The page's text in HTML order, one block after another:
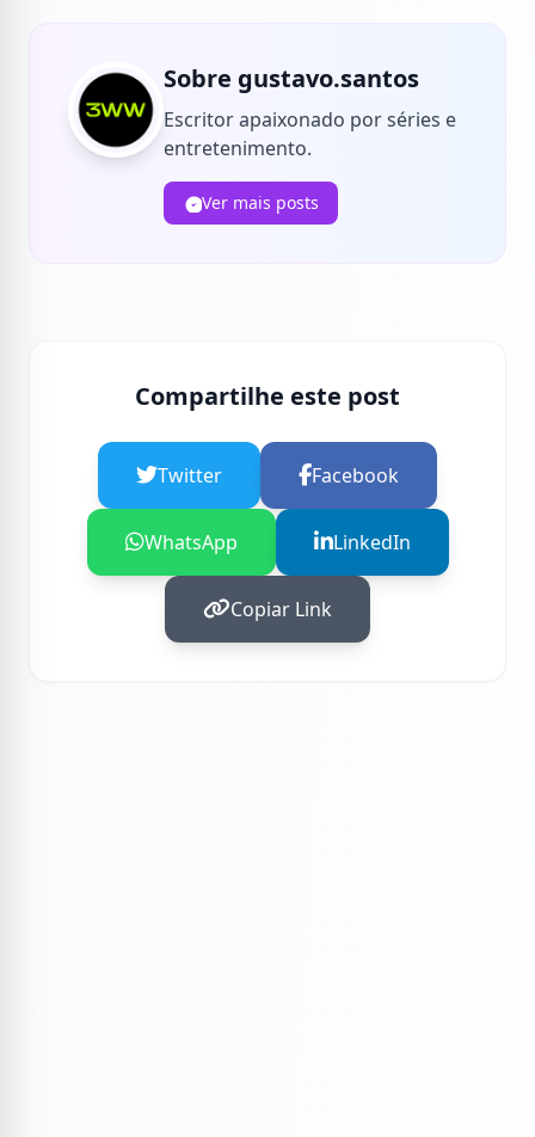
Sobre gustavo.santos
Escritor apaixonado por séries e
entretenimento.
Ver mais posts
Compartilhe este post
Twitter Facebook
WhatsApp LinkedIn
Copiar Link